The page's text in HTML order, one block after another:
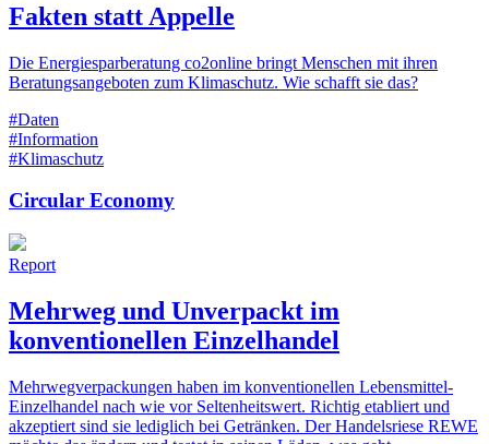
Fakten statt Appelle
Die Energiesparberatung co2online bringt Menschen mit ihren
Beratungsangeboten zum Klimaschutz. Wie schafft sie das?
#Daten
#Information
#Klimaschutz
Circular Economy
Report
Mehrweg und Unverpackt im
konventionellen Einzelhandel
Mehrwegverpackungen haben im konventionellen Lebensmittel-
Einzelhandel nach wie vor Seltenheitswert. Richtig etabliert und
akzeptiert sind sie lediglich bei Getränken. Der Handelsriese REWE